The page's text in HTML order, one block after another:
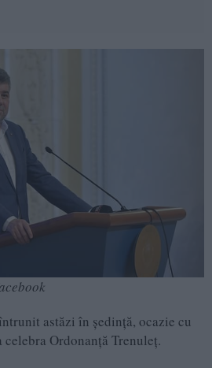
astăzi în ședință, ocazie cu
celebra Ordonanță Trenuleț.